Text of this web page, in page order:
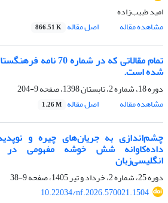
امید طبیب‌زاده
مشاهده مقاله
اصل مقاله 866.51 K
تمام مقالاتی که در
شده است.
دوره 18، شماره 2، تابستان 1398، صفحه
9-204
مشاهده مقاله
اصل مقاله 1.26 M
چشم‌اندازی به جریان‌های چیره و
داده‌کاوانه شش خوشه مفهومی در
انگلیسی‌زبان
دوره 25، شماره 2، خرداد و تیر 1405، صفحه
9-38
10.22034/nf.2026.570021.1504